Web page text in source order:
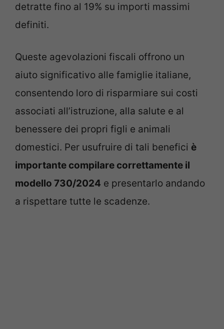
detratte fino al 19% su importi massimi
definiti.
Queste agevolazioni fiscali offrono un
aiuto significativo alle famiglie italiane,
consentendo loro di risparmiare sui costi
associati all’istruzione, alla salute e al
benessere dei propri figli e animali
domestici. Per usufruire di tali benefici è
importante compilare correttamente il
modello 730/2024 e presentarlo andando
a rispettare tutte le scadenze.